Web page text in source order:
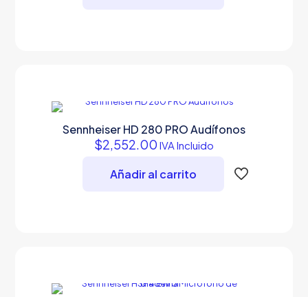
Sennheiser HD 280 PRO Audífonos
$2,552.00 IVA Incluido
Añadir al carrito